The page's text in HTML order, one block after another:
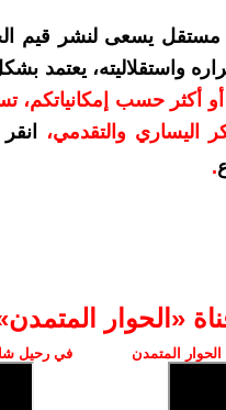
يسعى لنشر قيم
واستقلاليته، يعتمد
سنويًا أو أكثر حسب
اليساري والتقدمي،
.
‫«الحوار
المتمدن في رحيل